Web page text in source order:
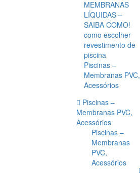
MEMBRANAS
LÍQUIDAS –
SAIBA COMO!
como escolher
revestimento de
piscina
Piscinas –
Membranas PVC,
Acessórios
Piscinas –
Membranas PVC,
Acessórios
Piscinas –
Membranas
PVC,
Acessórios